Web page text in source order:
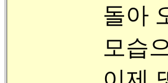
돌아
모습